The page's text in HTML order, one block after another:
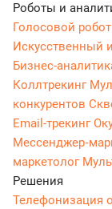
Роботы и
Голосовой робот
Искусственный
Бизнес-
Коллтрекинг
конкурентов
Email-трекинг
маркетолог
Решения
Телефонизация